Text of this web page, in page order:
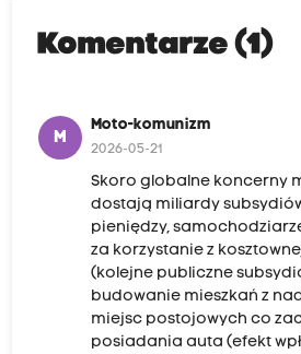
Komentarze (1)
M
Moto-komunizm
2026-05-21
Skoro globalne koncerny
dostają miliardy
pieniędzy,
za korzystanie z
(kolejne publiczne
budowanie mieszkań z
miejsc postojowych co
posiadania auta (efekt